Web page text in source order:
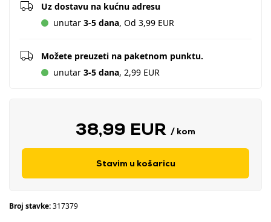
Uz dostavu na kućnu adresu
unutar 3-5 dana, Od 3,99 EUR
Možete preuzeti na paketnom punktu.
unutar 3-5 dana, 2,99 EUR
38,99 EUR / kom
Stavim u košaricu
Broj stavke:317379